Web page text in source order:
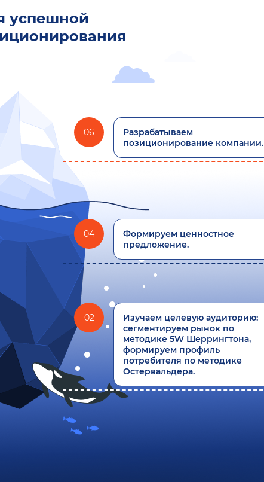
успешной
06
Разрабатываем
позиционирование компании.
04
Формируем ценностное
предложение.
02
Изучаем целевую аудиторию:
сегментируем рынок по
методике 5W Шеррингтона,
формируем профиль
потребителя по методике
Остервальдера.